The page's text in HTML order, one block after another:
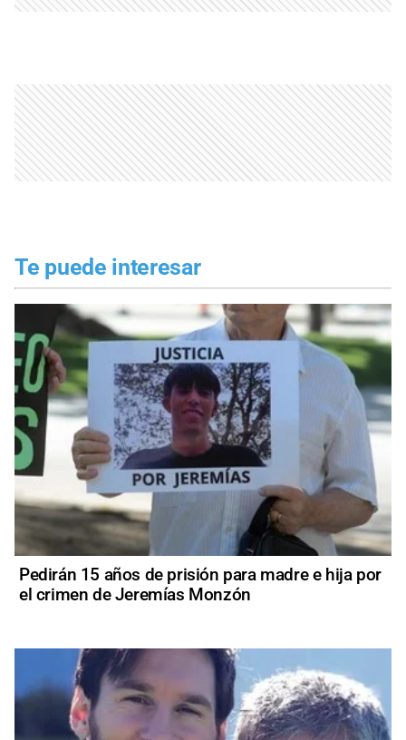
Te puede interesar
Pedirán 15 años de prisión para madre e hija por
el crimen de Jeremías Monzón